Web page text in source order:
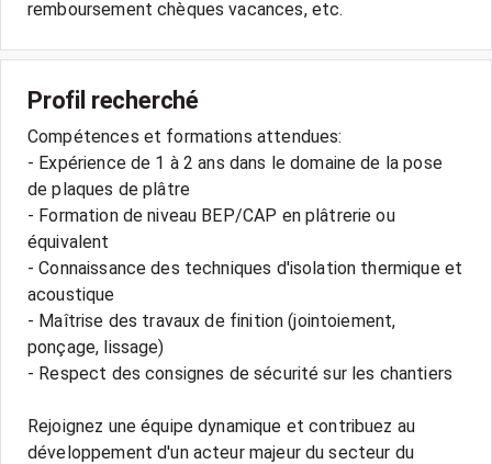
Profil recherché
Compétences et formations attendues:
- Expérience de 1 à 2 ans dans le domaine de la pose
de plaques de plâtre
- Formation de niveau BEP/CAP en plâtrerie ou
équivalent
- Connaissance des techniques d'isolation thermique et
acoustique
- Maîtrise des travaux de finition (jointoiement,
ponçage, lissage)
- Respect des consignes de sécurité sur les chantiers
Rejoignez une équipe dynamique et contribuez au
développement d'un acteur majeur du secteur du